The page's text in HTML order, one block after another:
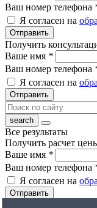
Ваш номер телефона
Я согласен на
Отправить
Получить
Ваше имя *
Ваш номер телефона
Я согласен на
Отправить
Все результаты
Получить расчет
Ваше имя *
Ваш номер телефона
Я согласен на
Отправить